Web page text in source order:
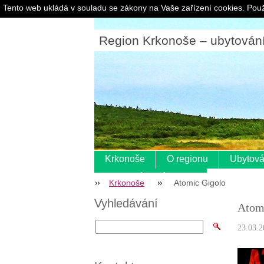
Region Krkonoše –
Krkonoše O regionu
Krkonoše Atomic Gigolo
Vyhledávání
Tento web ukládá v souladu se zákony na Vaše zařízení cookies.